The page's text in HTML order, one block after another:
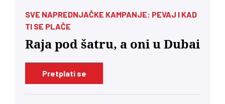
SVE NAPREDNJAČKE KAMPANJE: PEVAJ I KAD
TI SE PLAČE
Raja pod šatru, a oni u Dubai
Pretplati se